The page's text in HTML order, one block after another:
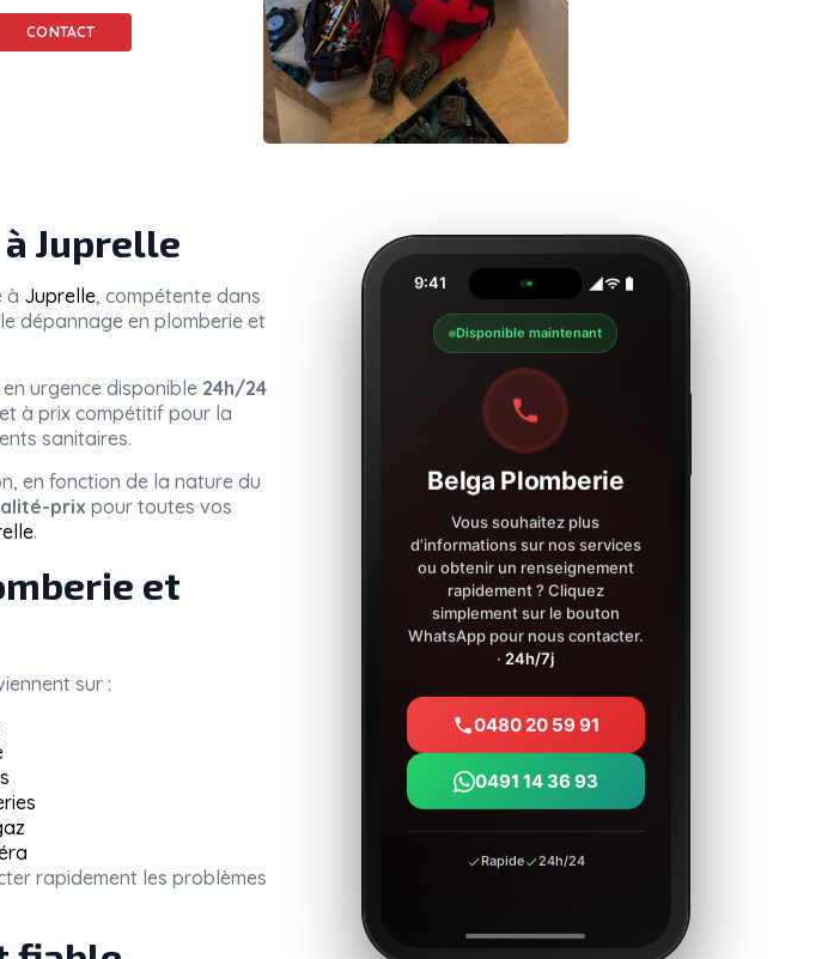
CONTACT
Juprelle
à Juprelle, compétente dans
dépannage en plomberie et
urgence disponible 24h/24
à prix compétitif pour la
sanitaires.
en fonction de la nature du
prix pour toutes vos
.
et
sur :
rapidement les problèmes
9:41
Disponible maintenant
Belga Plomberie
Vous souhaitez plus
d’informations sur nos services
ou obtenir un renseignement
rapidement ? Cliquez
simplement sur le bouton
WhatsApp pour nous contacter.
·24h/7j
0480 20 59 91
0491 14 36 93
Rapide 24h/24